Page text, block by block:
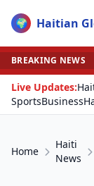
🌍 Haitian
BREAKING NEWS
Awards
Live Updates:
SportsBusiness
Home
Haiti
News